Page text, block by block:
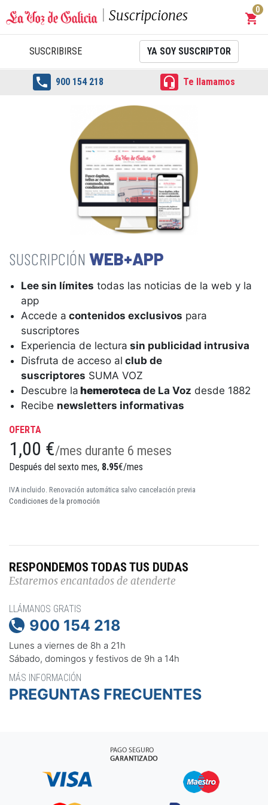
Suscripciones shopping_cart
0
SUSCRIBIRSE YA SOY SUSCRIPTOR
 900 154 218  Te llamamos
WEB+APP
Lee sin límites todas las noticias de la web y la
app
Accede a contenidos exclusivos para
suscriptores
Experiencia de lectura sin publicidad intrusiva
Disfruta de acceso al club de
suscriptores SUMA VOZ
Descubre la hemeroteca de La Voz desde 1882
Recibe newsletters informativas
OFERTA
1,00 €/mes durante 6 meses
Después del sexto mes, 8.95€/mes
IVA incluido. Renovación automática salvo cancelación previa
Condiciones de la promoción
RESPONDEMOS TODAS TUS DUDAS
Estaremos encantados de atenderte
LLÁMANOS GRATIS
 900 154 218
Lunes a viernes de 8h a 21h
Sábado, domingos y festivos de 9h a 14h
MÁS INFORMACIÓN
PREGUNTAS FRECUENTES